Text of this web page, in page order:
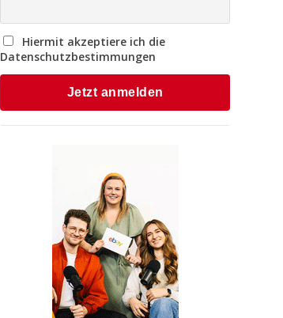
Hiermit akzeptiere ich die
Datenschutzbestimmungen